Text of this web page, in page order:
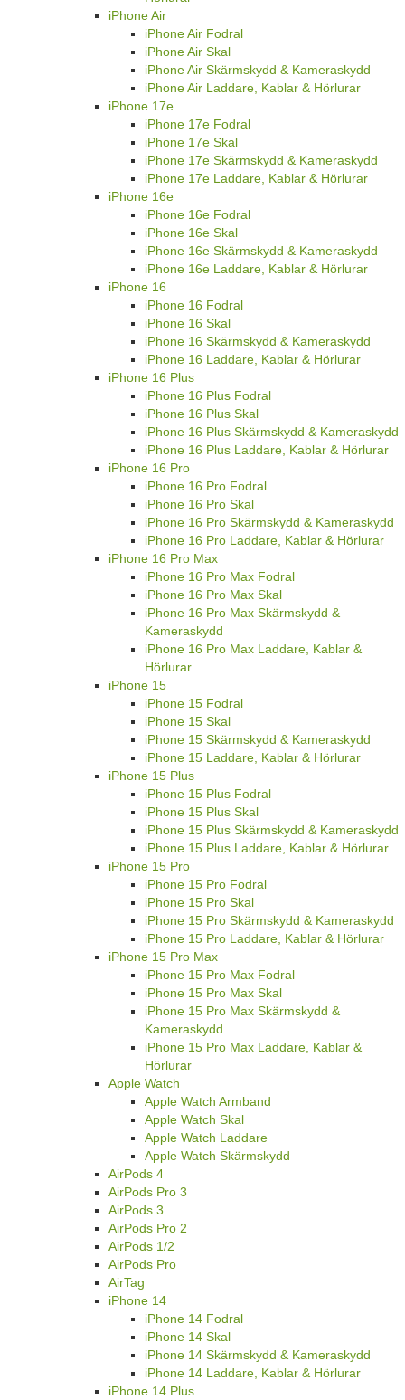
iPhone Air
iPhone Air Fodral
iPhone Air Skal
iPhone Air Skärmskydd & Kameraskydd
iPhone Air Laddare, Kablar & Hörlurar
iPhone 17e
iPhone 17e Fodral
iPhone 17e Skal
iPhone 17e Skärmskydd & Kameraskydd
iPhone 17e Laddare, Kablar & Hörlurar
iPhone 16e
iPhone 16e Fodral
iPhone 16e Skal
iPhone 16e Skärmskydd & Kameraskydd
iPhone 16e Laddare, Kablar & Hörlurar
iPhone 16
iPhone 16 Fodral
iPhone 16 Skal
iPhone 16 Skärmskydd & Kameraskydd
iPhone 16 Laddare, Kablar & Hörlurar
iPhone 16 Plus
iPhone 16 Plus Fodral
iPhone 16 Plus Skal
iPhone 16 Plus Skärmskydd & Kameraskydd
iPhone 16 Plus Laddare, Kablar & Hörlurar
iPhone 16 Pro
iPhone 16 Pro Fodral
iPhone 16 Pro Skal
iPhone 16 Pro Skärmskydd & Kameraskydd
iPhone 16 Pro Laddare, Kablar & Hörlurar
iPhone 16 Pro Max
iPhone 16 Pro Max Fodral
iPhone 16 Pro Max Skal
iPhone 16 Pro Max Skärmskydd &
Kameraskydd
iPhone 16 Pro Max Laddare, Kablar &
Hörlurar
iPhone 15
iPhone 15 Fodral
iPhone 15 Skal
iPhone 15 Skärmskydd & Kameraskydd
iPhone 15 Laddare, Kablar & Hörlurar
iPhone 15 Plus
iPhone 15 Plus Fodral
iPhone 15 Plus Skal
iPhone 15 Plus Skärmskydd & Kameraskydd
iPhone 15 Plus Laddare, Kablar & Hörlurar
iPhone 15 Pro
iPhone 15 Pro Fodral
iPhone 15 Pro Skal
iPhone 15 Pro Skärmskydd & Kameraskydd
iPhone 15 Pro Laddare, Kablar & Hörlurar
iPhone 15 Pro Max
iPhone 15 Pro Max Fodral
iPhone 15 Pro Max Skal
iPhone 15 Pro Max Skärmskydd &
Kameraskydd
iPhone 15 Pro Max Laddare, Kablar &
Hörlurar
Apple Watch
Apple Watch Armband
Apple Watch Skal
Apple Watch Laddare
Apple Watch Skärmskydd
AirPods 4
AirPods Pro 3
AirPods 3
AirPods Pro 2
AirPods 1/2
AirPods Pro
AirTag
iPhone 14
iPhone 14 Fodral
iPhone 14 Skal
iPhone 14 Skärmskydd & Kameraskydd
iPhone 14 Laddare, Kablar & Hörlurar
iPhone 14 Plus